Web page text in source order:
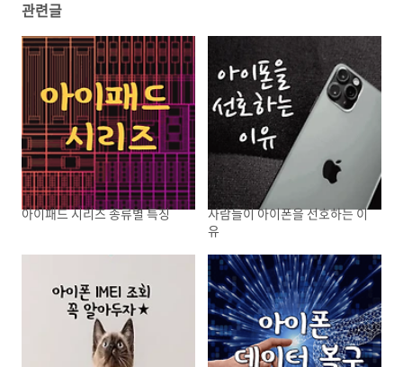
관련글
아이패드 시리즈 종류별 특징
사람들이 아이폰을 선호하는 이
유